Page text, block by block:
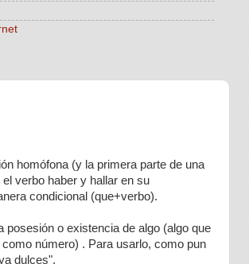
homófona (y la primera parte de una
verbo haber y hallar en su
condicional (que+verbo).
posesión o existencia de algo (algo que
número) . Para usarlo, como pun
dulces".